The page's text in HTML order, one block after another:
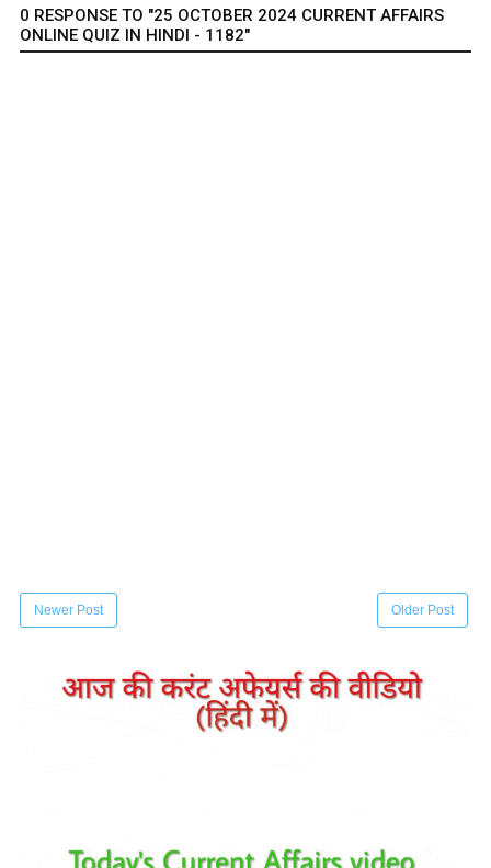
0 RESPONSE TO "25 OCTOBER 2024 CURRENT AFFAIRS
ONLINE QUIZ IN HINDI - 1182"
Newer Post Older Post